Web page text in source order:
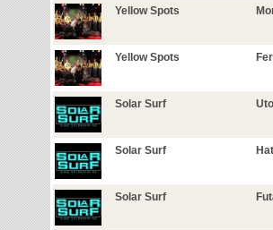
Yellow Spots
Yellow Spots
Solar Surf
Solar Surf
Solar Surf